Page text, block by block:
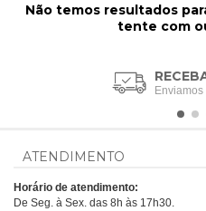
Não temos resultados
tente com
Enviamos
ATENDIMENTO
Horário de atendimento:
De Seg. à Sex. das 8h às 17h30.